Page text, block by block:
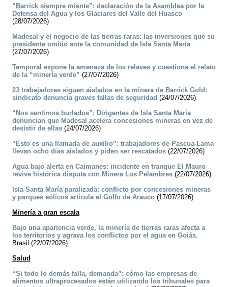
“Barrick siempre miente”: declaración de la Asamblea por la
Defensa del Agua y los Glaciares del Valle del Huasco
(28/07/2026)
Madesal y el negocio de las tierras raras: las inversiones que su
presidente omitió ante la comunidad de Isla Santa María
(27/07/2026)
Temporal expone la amenaza de los relaves y cuestiona el relato
de la “minería verde” (27/07/2026)
23 trabajadores siguen aislados en la minera de Barrick Gold:
sindicato denuncia graves fallas de seguridad (24/07/2026)
“Nos sentimos burlados”: Dirigentes de Isla Santa María
denuncian que Madesal acelera concesiones mineras en vez de
desistir de ellas (24/07/2026)
“Esto es una llamada de auxilio”: trabajadores de Pascua-Lama
llevan ocho días aislados y piden ser rescatados (22/07/2026)
Agua bajo alerta en Caimanes: incidente en tranque El Mauro
revive histórica disputa con Minera Los Pelambres (22/07/2026)
Isla Santa María paralizada: conflicto por concesiones mineras
y parques eólicos articula al Golfo de Arauco (17/07/2026)
Minería a gran escala
Bajo una apariencia verde, la minería de tierras raras afecta a
los territorios y agrava los conflictos por el agua en Goiás.
Brasil (22/07/2026)
Salud
“Si todo lo demás falla, demanda”: cómo las empresas de
alimentos ultraprocesados están utilizando los tribunales para